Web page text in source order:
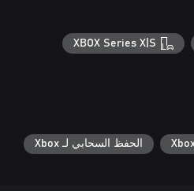
XBOX Series X|S
الحفظ السحابي لـ Xbox